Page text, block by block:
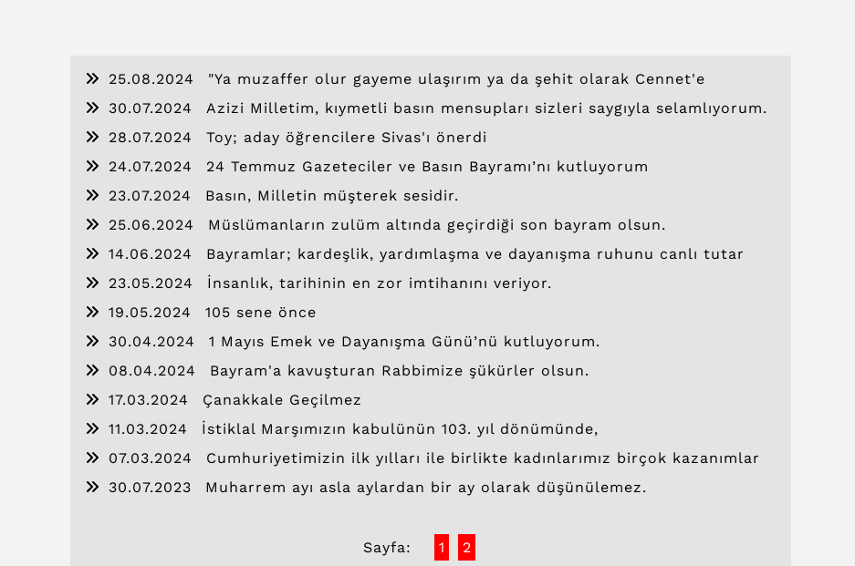
25.08.2024
"Ya muzaffer olur gayeme ulaşırım ya da şehit olarak Cennet'e
30.07.2024
Azizi Milletim, kıymetli basın mensupları sizleri saygıyla selamlıyorum.
28.07.2024
Toy; aday öğrencilere Sivas'ı önerdi
24.07.2024
24 Temmuz Gazeteciler ve Basın Bayramı’nı kutluyorum
23.07.2024
Basın, Milletin müşterek sesidir.
25.06.2024
Müslümanların zulüm altında geçirdiği son bayram olsun.
14.06.2024
Bayramlar; kardeşlik, yardımlaşma ve dayanışma ruhunu canlı tutar
23.05.2024
İnsanlık, tarihinin en zor imtihanını veriyor.
19.05.2024
105 sene önce
30.04.2024
1 Mayıs Emek ve Dayanışma Günü’nü kutluyorum.
08.04.2024
Bayram'a kavuşturan Rabbimize şükürler olsun.
17.03.2024
Çanakkale Geçilmez
11.03.2024
İstiklal Marşımızın kabulünün 103. yıl dönümünde,
07.03.2024
Cumhuriyetimizin ilk yılları ile birlikte kadınlarımız birçok kazanımlar
30.07.2023 Muharrem ayı asla aylardan bir ay olarak düşünülemez.
Sayfa: 1 2